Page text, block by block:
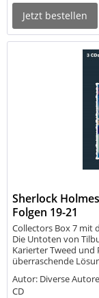
Jetzt bestellen
Sherlock
Folgen 19-21
Collectors Box 7 mit
Die Untoten von
Karierter Tweed
überraschende
Autor: Diverse
CD